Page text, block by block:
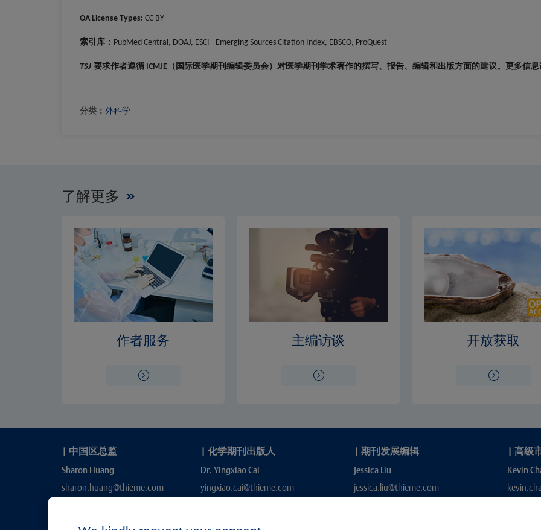
OA License Types: CC BY
索引库 ： PubMed Central, DOAJ, ESCI - Emerging Sources Citation Index, EBSCO, ProQuest
TSJ 要求作者遵循 ICMJE （国际医学期刊编辑委员会）对医学期刊学术著作的撰写、报告、编辑和出版方面的建议。更多信
分类： 外科学
了解更多
作者服务 主编访谈 开放获取
| 中国区总监
Sharon Huang
sharon.huang@thieme.com
| 化学期刊出版人
Dr. Yingxiao Cai
yingxiao.cai@thieme.com
| 期刊发展编辑
Jessica Liu
jessica.liu@thieme.com
| 高级
Kevin